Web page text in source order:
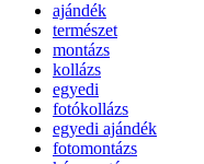
ajándék
természet
montázs
kollázs
egyedi
fotókollázs
egyedi ajándék
fotomontázs